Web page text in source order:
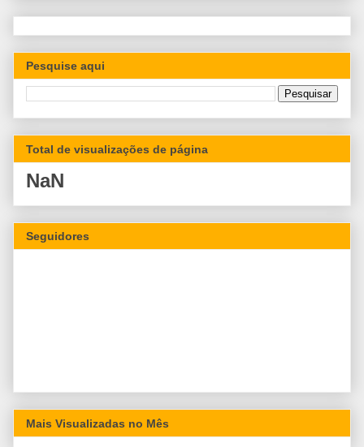
Pesquise aqui
Total de visualizações de página
NaN
Seguidores
Mais Visualizadas no Mês